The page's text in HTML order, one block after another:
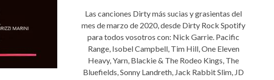
Las canciones Dirty más sucias y grasientas del
mes de marzo de 2020, desde Dirty Rock Spotify
para todos vosotros con: Nick Garrie. Pacific
Range, Isobel Campbell, Tim Hill, One Eleven
Heavy, Yarn, Blackie & The Rodeo Kings, The
Bluefields, Sonny Landreth, Jack Rabbit Slim, JD